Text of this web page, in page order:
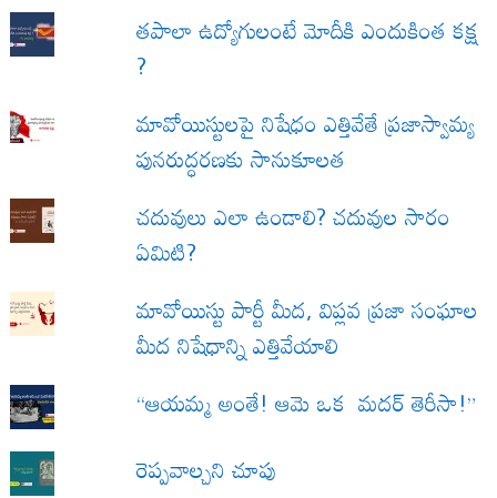
త‌పాలా ఉద్యోగులంటే మోదీకి ఎందుకింత కక్ష
?
మావోయిస్టులపై నిషేధం ఎత్తివేతే ప్రజాస్వామ్య
పునరుద్ధరణకు సానుకూలత
చదువులు ఎలా ఉండాలి? చదువుల సారం
ఏమిటి?
మావోయిస్టు పార్టీ మీద, విప్లవ ప్రజా సంఘాల
మీద నిషేధాన్ని ఎత్తివేయాలి
“ఆయమ్మ అంతే! ఆమె ఒక మదర్ తెరీసా!”
రెప్పవాల్చని చూపు